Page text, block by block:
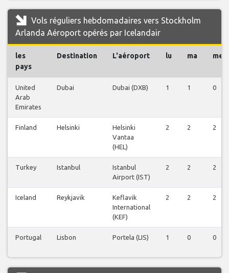
Vols réguliers hebdomadaires vers Stockholm
Arlanda Aéroport opérés par Icelandair
les
pays
Destination L'aéroport lu ma me
United
Arab
Emirates
Dubai Dubai (DXB) 1 1 0
Finland Helsinki
Helsinki
Vantaa
(HEL)
2 2 2
Turkey Istanbul
Istanbul
Airport (IST)
2 2 2
Iceland Reykjavik
Keflavik
International
(KEF)
2 2 2
Portugal Lisbon Portela (LIS) 1 0 0